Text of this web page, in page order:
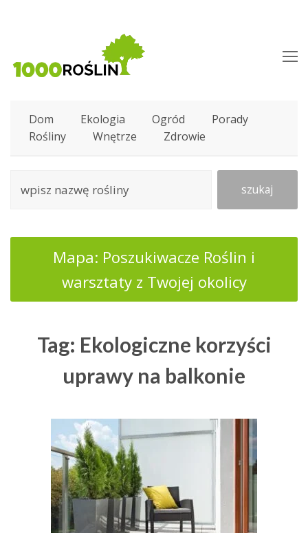
Dom Ekologia Ogród
Porady
Rośliny
Wnętrze Zdrowie
szukaj
Mapa: Poszukiwacze Roślin i
warsztaty z Twojej okolicy
Tag: Ekologiczne korzyści
uprawy na balkonie